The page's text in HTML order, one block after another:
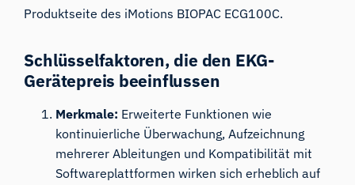
Produktseite des iMotions BIOPAC ECG100C.
Schlüsselfaktoren, die den EKG-
Gerätepreis beeinflussen
Merkmale: Erweiterte Funktionen wie
kontinuierliche Überwachung, Aufzeichnung
mehrerer Ableitungen und Kompatibilität mit
Softwareplattformen wirken sich erheblich auf